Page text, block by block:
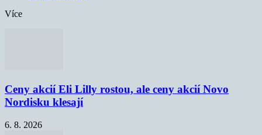
Více
Ceny akcií Eli Lilly rostou, ale ceny akcií Novo
Nordisku klesají
6. 8. 2026